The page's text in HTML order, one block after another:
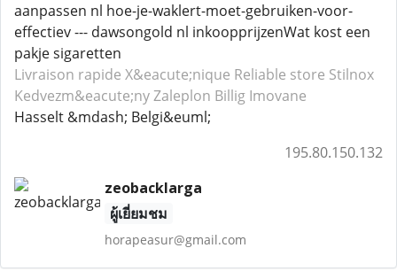
aanpassen nl hoe-je-waklert-moet-gebruiken-voor-
effectiev --- dawsongold nl inkoopprijzenWat kost een
pakje sigaretten
Livraison rapide X&eacute;nique Reliable store Stilnox
Kedvezm&eacute;ny Zaleplon Billig Imovane
Hasselt &mdash; Belgi&euml;
195.80.150.132
zeobacklarga
ผู้เยี่ยมชม
horapeasur@gmail.com